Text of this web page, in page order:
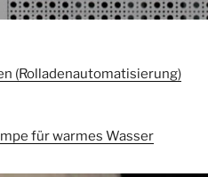
(Rolladenautomatisierung)
für warmes Wasser